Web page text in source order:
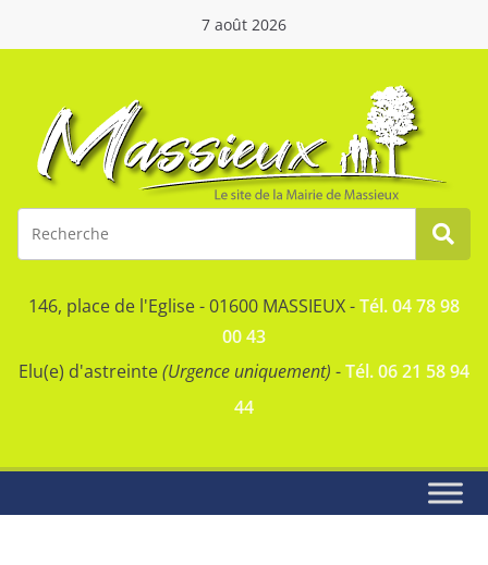
7 août 2026
146, place de l'Eglise - 01600 MASSIEUX -Tél. 04 78 98
00 43
Elu(e) d'astreinte(Urgence uniquement) -Tél. 06 21 58 94
44